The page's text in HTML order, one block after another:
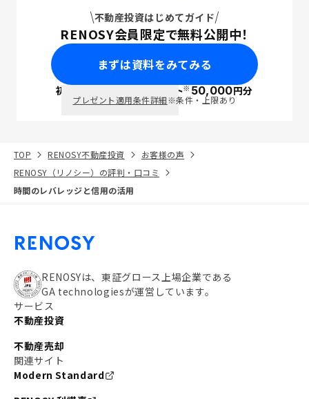
不動産投資はじめてガイド
RENOSY会員限定で無料公開中！
まずは資料をみてみる
初回面談で ポイント※50,000円分
プレゼント適用条件詳細※条件・上限あり
TOP RENOSY不動産投資
お客様の声
RENOSY（リノシー）の評判・口コミ
時間のレバレッジと信用の活用
RENOSYは、東証グロース上場企業である
GA technologiesが運営しています。
サービス
不動産投資
不動産売却
関連サイト
Modern Standard